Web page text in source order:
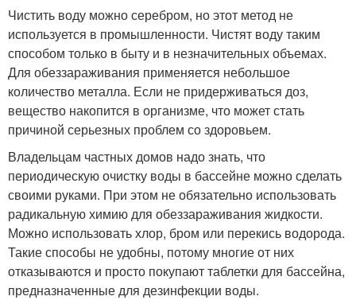
Чистить воду можно серебром, но этот метод не
используется в промышленности. Чистят воду таким
способом только в быту и в незначительных объемах.
Для обеззараживания применяется небольшое
количество металла. Если не придерживаться доз,
вещество накопится в организме, что может стать
причиной серьезных проблем со здоровьем.
Владельцам частных домов надо знать, что
периодическую очистку воды в бассейне можно сделать
своими руками. При этом не обязательно использовать
радикальную химию для обеззараживания жидкости.
Можно использовать хлор, бром или перекись водорода.
Такие способы не удобны, потому многие от них
отказываются и просто покупают таблетки для бассейна,
предназначенные для дезинфекции воды.